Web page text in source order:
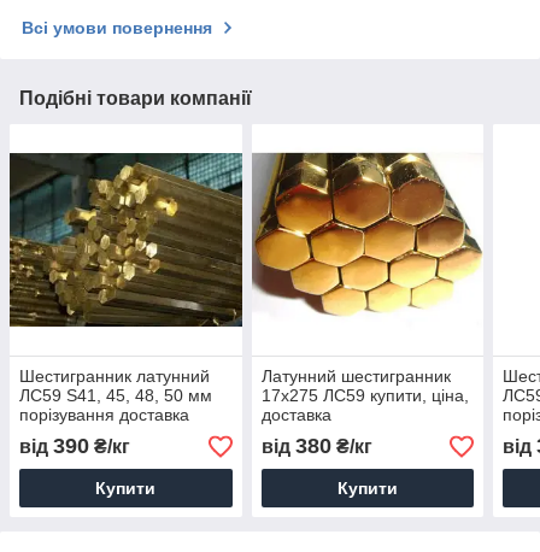
Всі умови повернення
Подібні товари компанії
Шестигранник латунний
ЛС59 S41, 45, 48, 50 мм
порізування доставка
купити ціна
від 390 ₴/кг
Купити
Латунний шестигранник
17х275 ЛС59 купити, ціна,
доставка
від 380₴/кг
Купити
від